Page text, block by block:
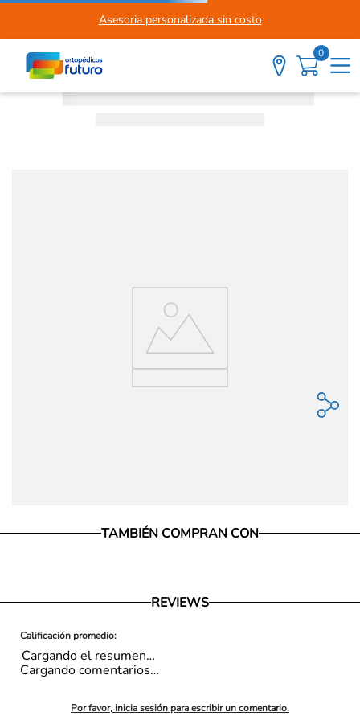
Asesoria personalizada sin costo
0
TAMBIÉN COMPRAN CON
REVIEWS
Cargando el resumen…
Por favor, inicia sesión para escribir un comentario.
Cargando comentarios…